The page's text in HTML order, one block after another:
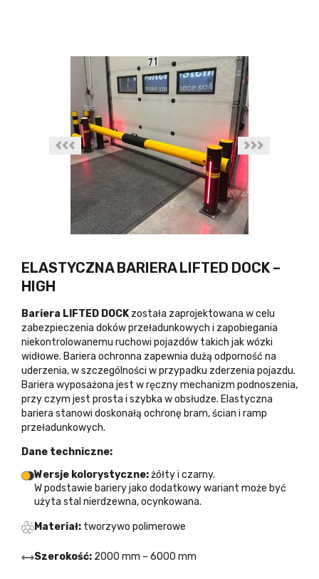
ELASTYCZNA BARIERA LIFTED DOCK –
HIGH
Bariera LIFTED DOCK została zaprojektowana w celu
zabezpieczenia doków przeładunkowych i zapobiegania
niekontrolowanemu ruchowi pojazdów takich jak wózki
widłowe. Bariera ochronna zapewnia dużą odporność na
uderzenia, w szczególności w przypadku zderzenia pojazdu.
Bariera wyposażona jest w ręczny mechanizm podnoszenia,
przy czym jest prosta i szybka w obsłudze. Elastyczna
bariera stanowi doskonałą ochronę bram, ścian i ramp
przeładunkowych.
Dane techniczne:
Wersje kolorystyczne:żółty i czarny.
W podstawie bariery jako dodatkowy wariant może być
użyta stal nierdzewna, ocynkowana.
Materiał: tworzywo polimerowe
Szerokość: 2000 mm – 6000 mm